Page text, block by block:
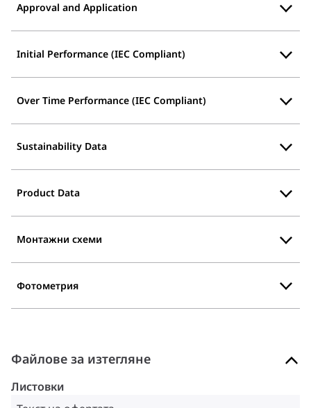
Approval and Application
Initial Performance (IEC Compliant)
Over Time Performance (IEC Compliant)
Sustainability Data
Product Data
Монтажни схеми
Фотометрия
Файлове за изтегляне
Листовки